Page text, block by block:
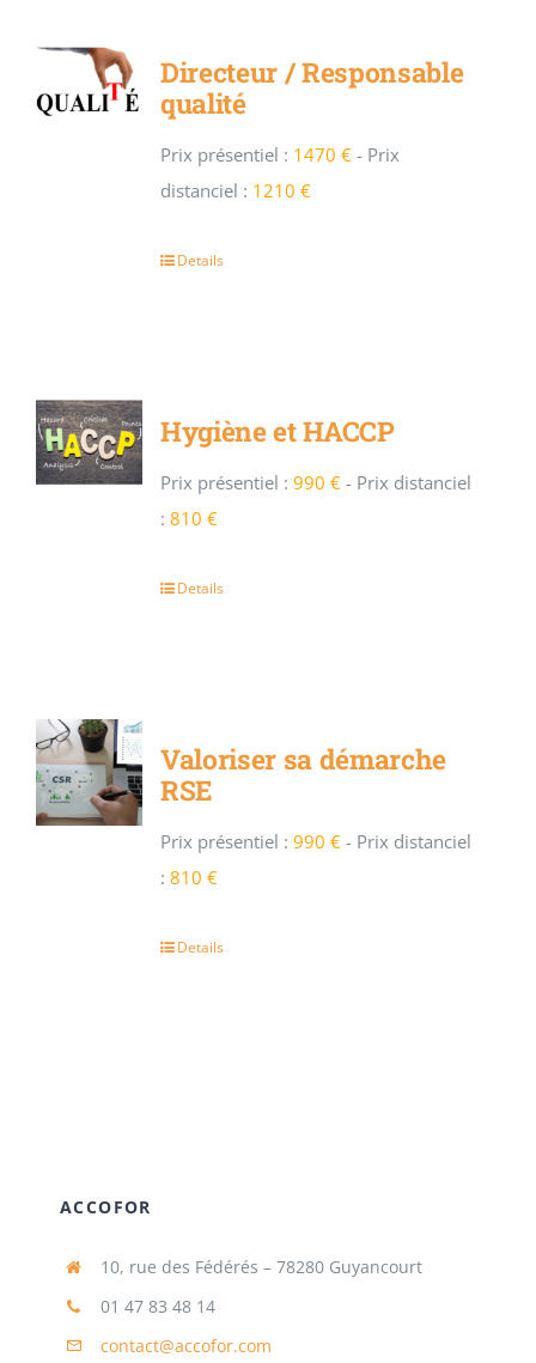
Directeur / Responsable
qualité
Prix présentiel : 1470 € - Prix
distanciel : 1210 €
Details
Hygiène et HACCP
Prix présentiel : 990 € - Prix distanciel
: 810 €
Details
Valoriser sa démarche
RSE
Prix présentiel : 990 € - Prix distanciel
: 810 €
Details
ACCOFOR
10, rue des Fédérés – 78280 Guyancourt
01 47 83 48 14
contact@accofor.com